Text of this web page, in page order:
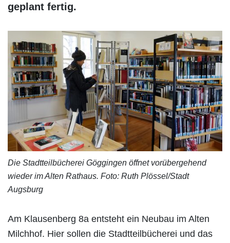
geplant fertig.
Die Stadtteilbücherei Göggingen öffnet vorübergehend
wieder im Alten Rathaus. Foto: Ruth Plössel/Stadt
Augsburg
Am Klausenberg 8a entsteht ein Neubau im Alten
Milchhof. Hier sollen die Stadtteilbücherei und das